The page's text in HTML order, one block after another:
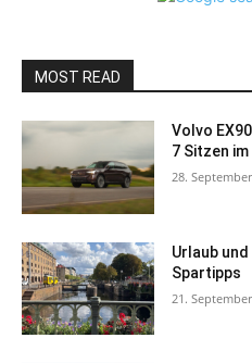
MOST READ
Volvo
7 Sitzen
28.
Urlaub
Spartipps
21.